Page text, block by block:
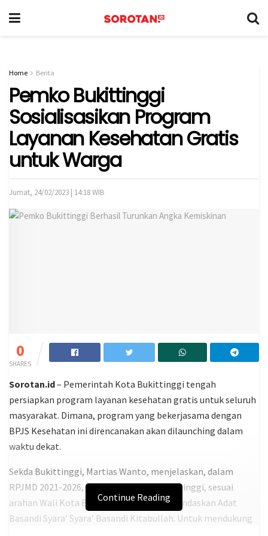
Home Berita
Pemko Bukittinggi
Sosialisasikan Program
Layanan Kesehatan Gratis
untuk Warga
Jumat, 24/02/2023 | 14:18 WIB
0
SHARES
Sorotan.id– Pemerintah Kota Bukittinggi tengah
persiapkan program layanan kesehatan gratis untuk seluruh
masyarakat. Dimana, program yang bekerjasama dengan
BPJS Kesehatan ini direncanakan akan dilaunching dalam
waktu dekat.
Sekda Bukittinggi, Martias Wanto, menjelaskan, dalam
RPJMD 2021-2026, telah disusun visi Bukittinggi, sesuai
arahan Wali Kota Bukittinggi, Hebat berlandaskan Adat
Basandi Syara’ Syara’ Basandi Kitabullah. Untuk mendukung
Continue Reading